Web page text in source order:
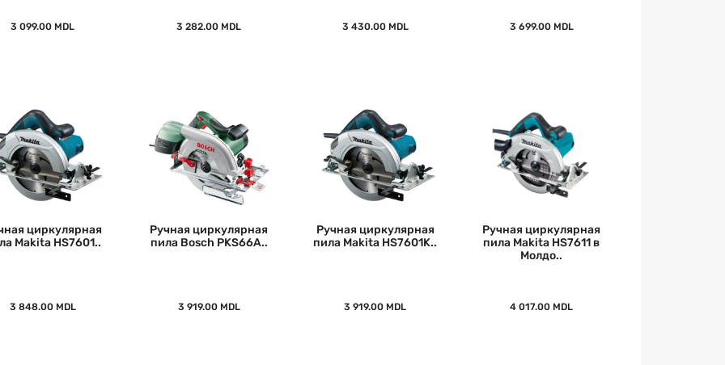
3 099.00 MDL 3 282.00 MDL 3 430.00 MDL 3 699.00 MDL
циркулярная
Makita HS7601..
3 848.00 MDL
Ручная циркулярная
пила Bosch PKS66A..
3 919.00 MDL
Ручная циркулярная
пила Makita HS7601K..
3 919.00 MDL
Ручная циркулярная
пила Makita HS7611 в
Молдо..
4 017.00 MDL